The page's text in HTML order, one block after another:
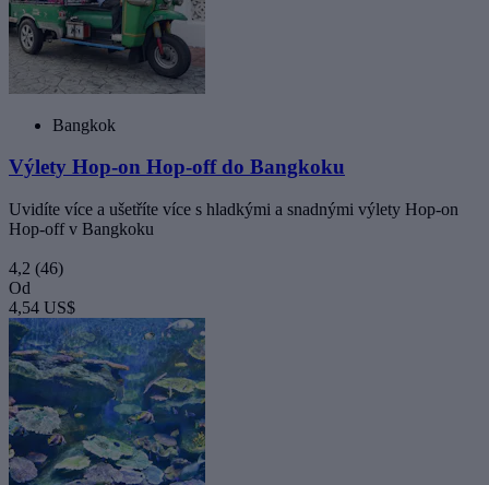
Bangkok
Výlety Hop-on Hop-off do Bangkoku
Uvidíte více a ušetříte více s hladkými a snadnými výlety Hop-on
Hop-off v Bangkoku
4,2 (46)
Od
4,54 US$